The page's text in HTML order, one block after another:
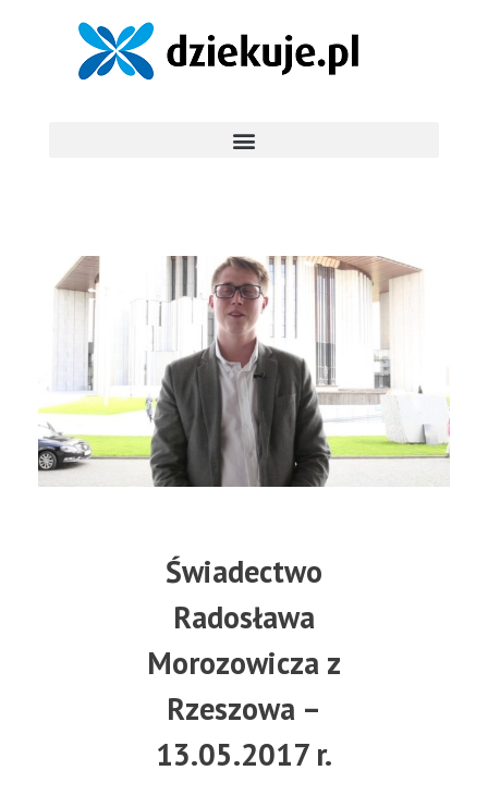
Świadectwo
Radosława
Morozowicza z
Rzeszowa –
13.05.2017 r.